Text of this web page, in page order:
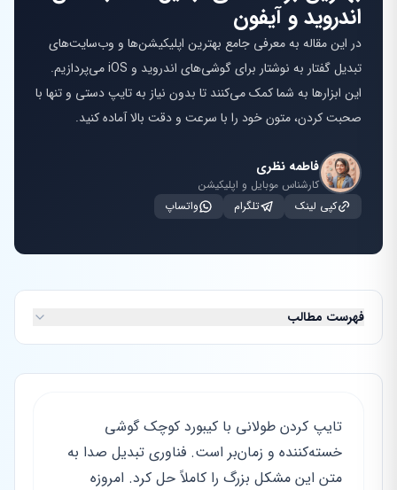
اندروید و آیفون
در این مقاله به معرفی جامع بهترین اپلیکیشن‌ها و وب‌سایت‌های
تبدیل گفتار به نوشتار برای گوشی‌های اندروید و iOS می‌پردازیم.
این ابزارها به شما کمک می‌کنند تا بدون نیاز به تایپ دستی و تنها با
صحبت کردن، متون خود را با سرعت و دقت بالا آماده کنید.
فاطمه نظری
کارشناس موبایل و اپلیکیشن
کپی لینک
تلگرام واتساپ
فهرست مطالب
تایپ کردن طولانی با کیبورد کوچک گوشی
خسته‌کننده و زمان‌بر است. فناوری تبدیل صدا به
متن این مشکل بزرگ را کاملاً حل کرد. امروزه